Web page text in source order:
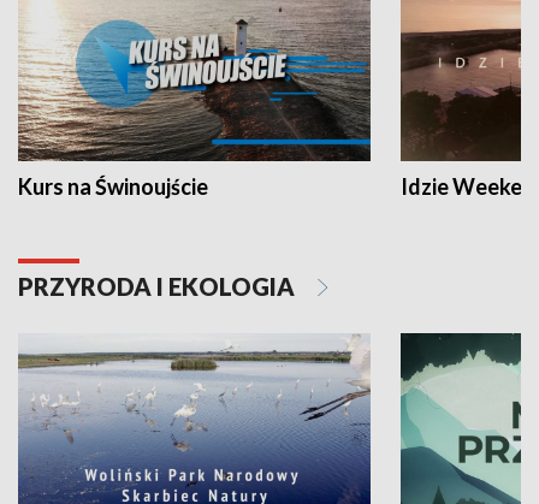
Kurs na Świnoujście Idzie
PRZYRODA I EKOLOGIA